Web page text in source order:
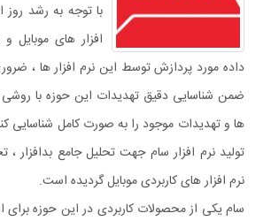
با توجه به رشد روز
افزار های موبایل
داده مورد پردازش توسط این نرم افزار ها ،
ضمن شناسایی دقیق تهدیدات این حوزه با
ها و تهدیدات موجود را به صورت کامل شناسایی
تولید نرم افزار سام جهت تحلیل جامع بدافزار ،
نرم افزار های کاربردی موبایل گردیده است.
سام یکی از محصولات کاربردی در این حوزه